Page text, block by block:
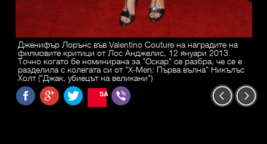
Дженифър Лорънс във Valentino Couture на наградите на
филмовите критици от Лос Анджелис, 12 януари 2013.
Точно когато бе номинирана за "Оскар" се разбра, че се е
разделила с колегата си от "X-Men: Първа вълна" Никълъс
Холт ("Джак, убиецът на великани")
SAVE